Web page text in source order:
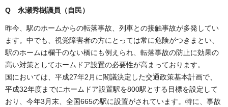
Q 永瀬秀樹議員（自民）
昨今、駅のホームからの転落事故、列車との接触事故が多発してい
ます。中でも、視覚障害者の方にとっては常に危険がつきまとい、
駅のホームは欄干のない橋にも例えられ、転落事故の防止に効果の
高い対策としてホームドア設置の必要性が高まっております。
国においては、平成27年2月に閣議決定した交通政策基本計画で、
平成32年度までにホームドア設置駅を800駅とする目標を設定して
おり、今年3月末、全国665の駅に設置がされています。特に、事故